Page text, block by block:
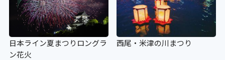
日本ライン夏まつりロングラ
ン花火
西尾・米津の川まつり